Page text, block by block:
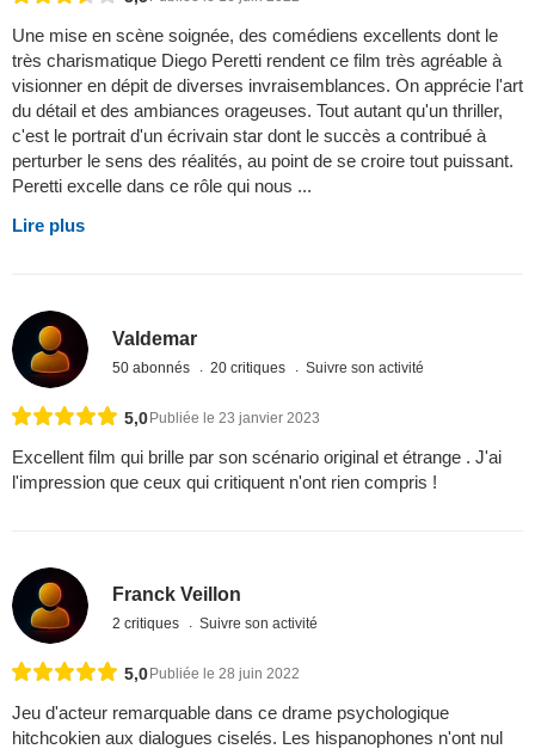
Une mise en scène soignée, des comédiens excellents dont le
très charismatique Diego Peretti rendent ce film très agréable à
visionner en dépit de diverses invraisemblances. On apprécie l'art
du détail et des ambiances orageuses. Tout autant qu'un thriller,
c'est le portrait d'un écrivain star dont le succès a contribué à
perturber le sens des réalités, au point de se croire tout puissant.
Peretti excelle dans ce rôle qui nous ...
Lire plus
Valdemar
50 abonnés 20 critiques Suivre son activité
5,0Publiée le 23 janvier 2023
Excellent film qui brille par son scénario original et étrange . J'ai
l'impression que ceux qui critiquent n'ont rien compris !
Franck Veillon
2 critiques Suivre son activité
5,0Publiée le 28 juin 2022
Jeu d'acteur remarquable dans ce drame psychologique
hitchcokien aux dialogues ciselés. Les hispanophones n'ont nul